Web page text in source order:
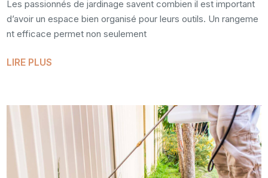
Les passionnés de jardinage savent combien il est important
d’avoir un espace bien organisé pour leurs outils. Un rangeme
nt efficace permet non seulement
LIRE PLUS